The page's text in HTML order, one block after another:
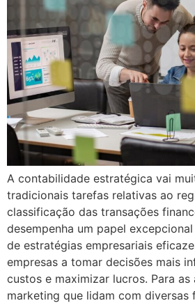
A contabilidade estratégica vai
tradicionais tarefas relativas ao
classificação das transações
desempenha um papel
de estratégias empresariais
empresas a tomar decisões mais
custos e maximizar lucros. Para as
marketing que lidam com diversas